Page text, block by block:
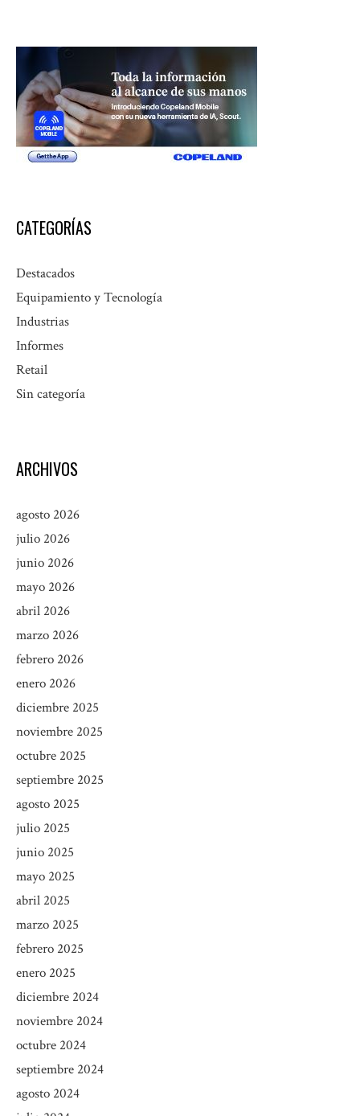
CATEGORÍAS
Destacados
Equipamiento y Tecnología
Industrias
Informes
Retail
Sin categoría
ARCHIVOS
agosto 2026
julio 2026
junio 2026
mayo 2026
abril 2026
marzo 2026
febrero 2026
enero 2026
diciembre 2025
noviembre 2025
octubre 2025
septiembre 2025
agosto 2025
julio 2025
junio 2025
mayo 2025
abril 2025
marzo 2025
febrero 2025
enero 2025
diciembre 2024
noviembre 2024
octubre 2024
septiembre 2024
agosto 2024